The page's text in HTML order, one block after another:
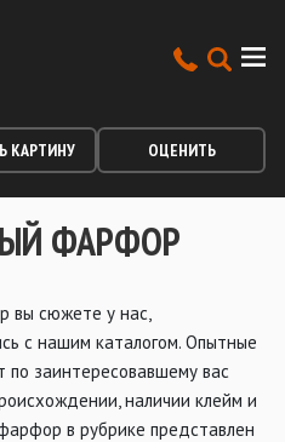
КАРТИНУ ОЦЕНИТЬ
ФАРФОР
вы сюжете у нас,
с нашим каталогом. Опытные
по заинтересовавшему вас
наличии клейм и
в рубрике представлен